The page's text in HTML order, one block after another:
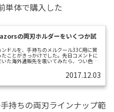
単体で購入した
の両刃ホルダーをいくつか試
ドルを、手持ちのメルクール33C用に買
ことがきっかけでした。先日コメントに
た海外通販先を覗いてみたら、つい色々
で。Maggard Razors V2 OC買ったヘッドは
v2です。ハンドルとヘッド合わせ
ちょっと調子に乗って試してみたいと思
2017.12.03
持ちの両刃ラインナップ範